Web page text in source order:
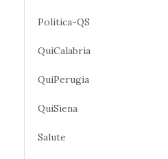
Politica-QS
QuiCalabria
QuiPerugia
QuiSiena
Salute